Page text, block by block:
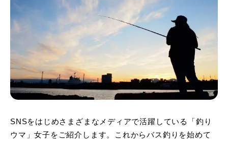
SNSをはじめさまざまなメディアで活躍している「釣り
ウマ」女子をご紹介します。これからバス釣りを始めて